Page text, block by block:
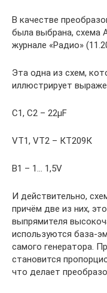
В качестве
была выбрана, схема
журнале «Радио»
Эта одна из схем,
иллюстрирует
C1, C2 – 22µF
VT1, VT2 – КТ209К
B1 – 1… 1,5V
И действительно,
причём две из них,
выпрямителя
используются база-
самого генератора.
становится
что делает